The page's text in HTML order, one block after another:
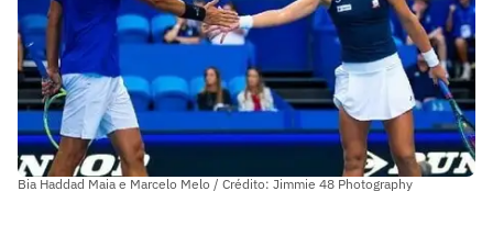
Bia Haddad Maia e Marcelo Melo / Crédito: Jimmie 48 Photography